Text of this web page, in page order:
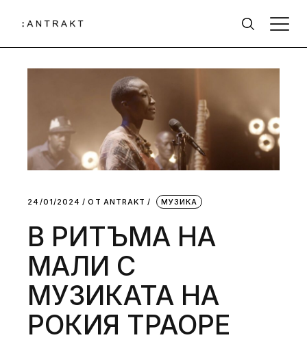
24/01/2024 ОТ АNTRAKT МУЗИКА
В РИТЪМА НА
МАЛИ С
МУЗИКАТА НА
РОКИЯ ТРАОРЕ